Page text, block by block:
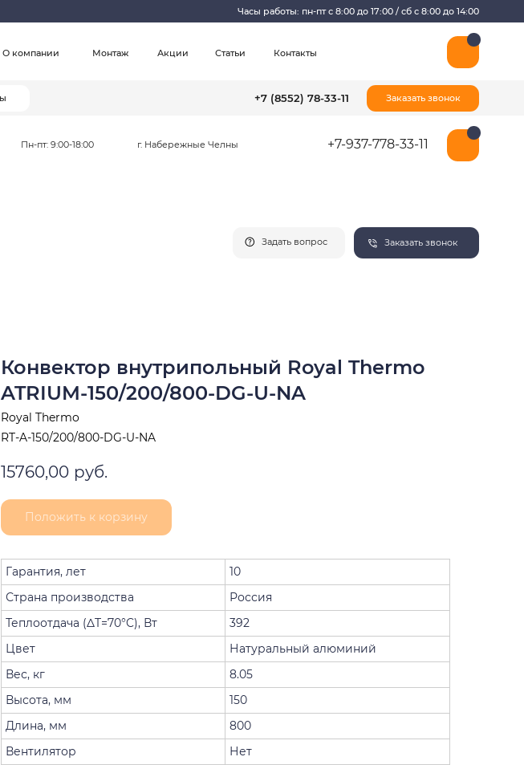
Часы работы: пн-пт с 8:00 до 17:00 / сб с 8:00 до 14:00
Конвектор внутрипольный Royal Thermo
ATRIUM-150/200/800-DG-U-NA
Royal Thermo
RT-A-150/200/800-DG-U-NA
15760,00 руб.
Положить к корзину
Гарантия, лет
10
Страна производства
Россия
Теплоотдача (ΔT=70°C), Вт
392
Цвет
Натуральный алюминий
Вес, кг
8.05
Высота, мм
150
Длина, мм
800
Вентилятор
Нет